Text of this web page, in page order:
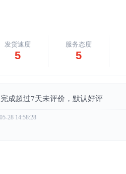
发货速度
5
服务态度
5
成超过7天未评价，默认好评
28 14:58:28